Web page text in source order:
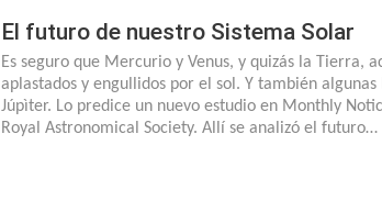
El futuro de nuestro Sistema Solar
Es seguro que Mercurio y Venus, y quizás la Tierra,
aplastados y engullidos por el sol. Y también algunas
Júpìter. Lo predice un nuevo estudio en Monthly
Royal Astronomical Society. Allí se analizó el futuro…